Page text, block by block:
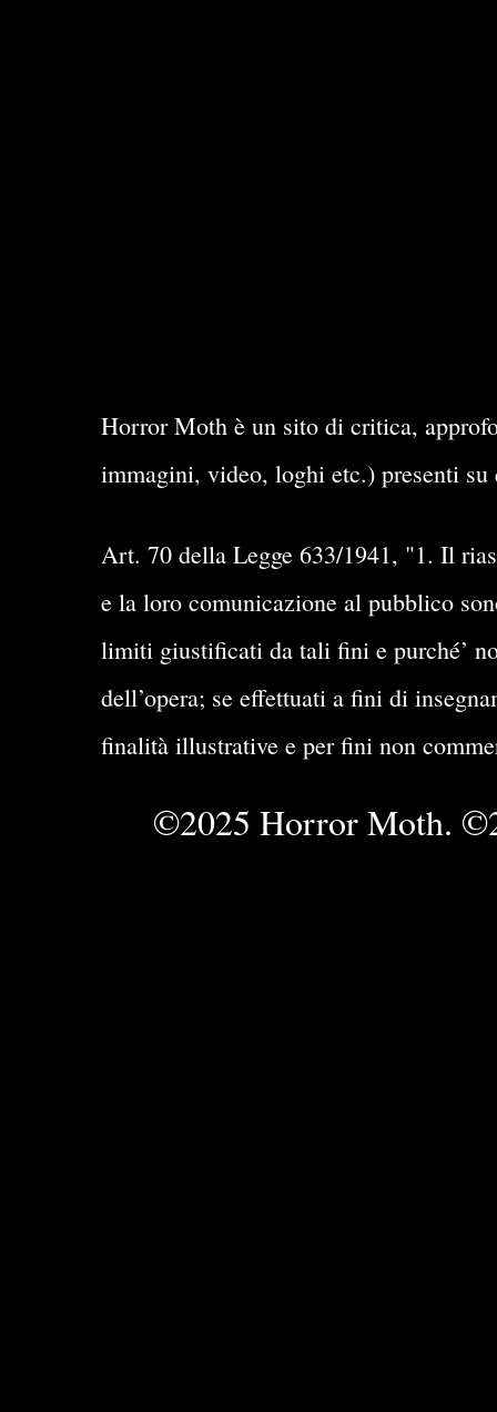
Horror Moth è un sito di critica,
immagini, video, loghi etc.) presenti
Art. 70 della Legge 633/1941, "1. Il
e la loro comunicazione al pubblico
limiti giustificati da tali fini e purché’
dell’opera; se effettuati a fini di
finalità illustrative e per fini non
©2025 Horror Moth.